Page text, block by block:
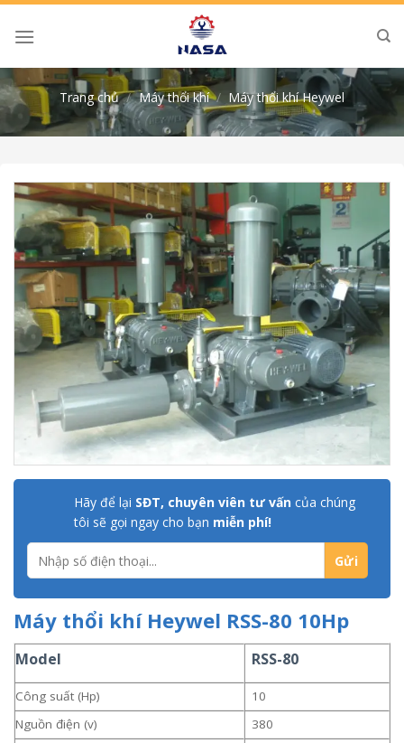
Skip
Trang chủ / Máy thổi khí / Máy thổi khí Heywel
Hãy để lại SĐT, chuyên viên tư vấn của chúng
tôi sẽ gọi ngay cho bạn miễn phí!
Máy thổi khí Heywel RSS-80 10Hp
Model RSS-80
Công suất (Hp)
10
Nguồn điện (v)
380